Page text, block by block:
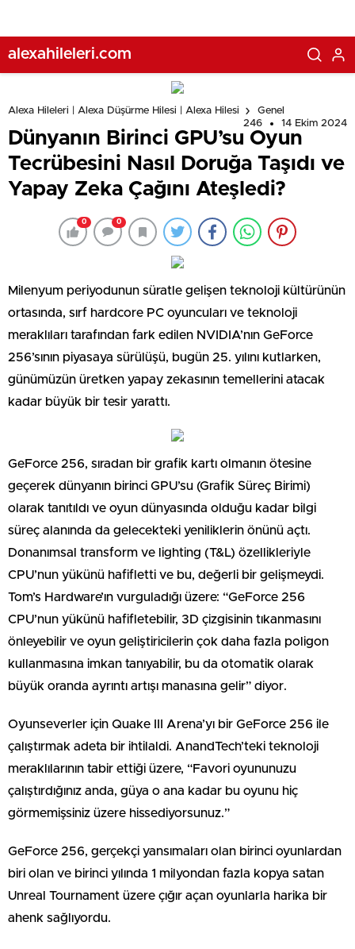
alexahileleri.com
Alexa Hileleri | Alexa Düşürme Hilesi | Alexa Hilesi
Genel
246
14 Ekim 2024
Dünyanın Birinci GPU’su Oyun
Tecrübesini Nasıl Doruğa Taşıdı ve
Yapay Zeka Çağını Ateşledi?
0 0
Milenyum periyodunun süratle gelişen teknoloji kültürünün
ortasında, sırf hardcore PC oyuncuları ve teknoloji
meraklıları tarafından fark edilen NVIDIA’nın GeForce
256’sının piyasaya sürülüşü, bugün 25. yılını kutlarken,
günümüzün üretken yapay zekasının temellerini atacak
kadar büyük bir tesir yarattı.
GeForce 256, sıradan bir grafik kartı olmanın ötesine
geçerek dünyanın birinci GPU’su (Grafik Süreç Birimi)
olarak tanıtıldı ve oyun dünyasında olduğu kadar bilgi
süreç alanında da gelecekteki yeniliklerin önünü açtı.
Donanımsal transform ve lighting (T&L) özellikleriyle
CPU’nun yükünü hafifletti ve bu, değerli bir gelişmeydi.
Tom’s Hardware’ın vurguladığı üzere: “GeForce 256
CPU’nun yükünü hafifletebilir, 3D çizgisinin tıkanmasını
önleyebilir ve oyun geliştiricilerin çok daha fazla poligon
kullanmasına imkan tanıyabilir, bu da otomatik olarak
büyük oranda ayrıntı artışı manasına gelir” diyor.
Oyunseverler için Quake III Arena’yı bir GeForce 256 ile
çalıştırmak adeta bir ihtilaldi. AnandTech’teki teknoloji
meraklılarının tabir ettiği üzere, “Favori oyununuzu
çalıştırdığınız anda, güya o ana kadar bu oyunu hiç
görmemişsiniz üzere hissediyorsunuz.”
GeForce 256, gerçekçi yansımaları olan birinci oyunlardan
biri olan ve birinci yılında 1 milyondan fazla kopya satan
Unreal Tournament üzere çığır açan oyunlarla harika bir
ahenk sağlıyordu.